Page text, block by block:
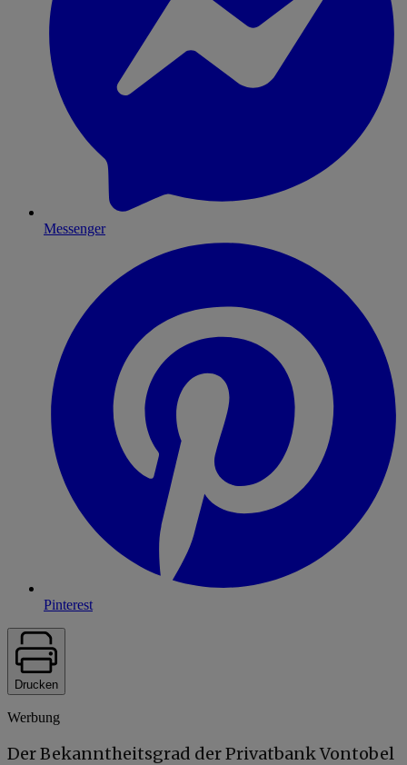
Messenger
Pinterest
Drucken
Werbung
Der Bekanntheitsgrad der Privatbank Vontobel